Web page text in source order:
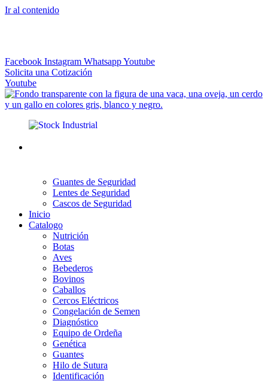
Ir al contenido
Facebook Instagram WhatsappYoutube
Solicita una Cotización
Youtube
Guantes de Seguridad
Lentes de Seguridad
Cascos de Seguridad
Inicio
Catalogo
Nutrición
Botas
Aves
Bebederos
Bovinos
Caballos
Cercos Eléctricos
Congelación de Semen
Diagnóstico
Equipo de Ordeña
Genética
Guantes
Hilo de Sutura
Identificación